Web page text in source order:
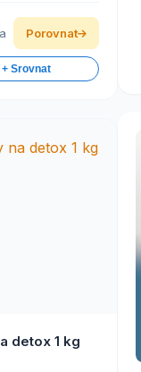
Porovnat
Srovnat
detox 1 kg